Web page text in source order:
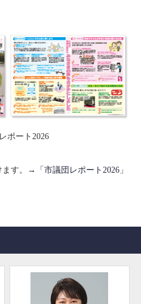
ポート2026
ます。→ 「市議団レポート2026」